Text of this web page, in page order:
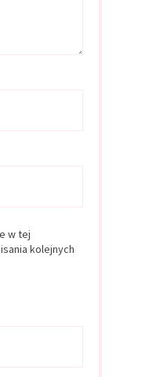
w tej
kolejnych